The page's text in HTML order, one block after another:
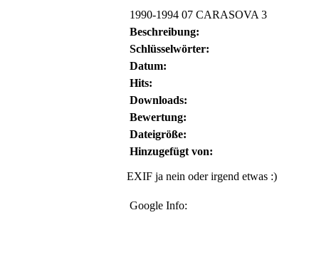
1990-1994 07 CARASOVA 3
Beschreibung:
Schlüsselwörter:
Datum:
Hits:
Downloads:
Bewertung:
Dateigröße:
Hinzugefügt von:
EXIF ja nein oder irgend etwas :)
Google Info: